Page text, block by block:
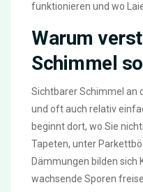
funktionieren und wo
Warum
Schimmel
Sichtbarer Schimmel an
und oft auch relativ
beginnt dort, wo Sie
Tapeten, unter
Dämmungen bilden sich
wachsende Sporen